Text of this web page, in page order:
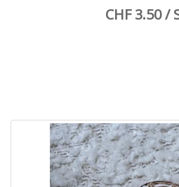
CHF 3.50 /